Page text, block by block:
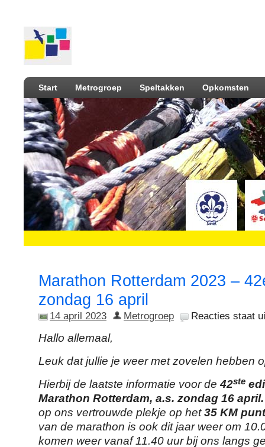
Start Metrogroep Speltakken Opkomsten
Marathon Rotterdam 2023 –
zondag 16 april
14 april 2023 Metrogroep Reacties staat
Hallo allemaal,
Leuk dat jullie je weer met zovelen hebben
Hierbij de laatste informatie voor de 42ste
Marathon Rotterdam, a.s. zondag 16 april.
op ons vertrouwde plekje op het35 KM punt
van de marathon is ook dit jaar weer om
komen weer vanaf 11.40 uur bij ons langs